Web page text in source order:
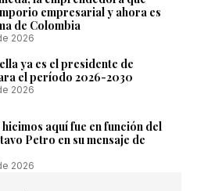
empresarial y ahora es
de Colombia
2026
ya es el presidente de
el período 2026-2030
2026
aquí fue en función del
Petro en su mensaje de
2026